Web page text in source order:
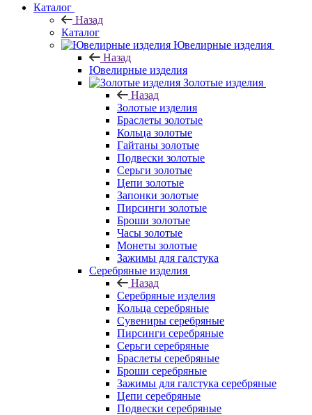
Каталог
Назад
Каталог
Ювелирные изделия
Назад
Ювелирные изделия
Золотые изделия
Назад
Золотые изделия
Браслеты золотые
Кольца золотые
Гайтаны золотые
Подвески золотые
Серьги золотые
Цепи золотые
Запонки золотые
Пирсинги золотые
Броши золотые
Часы золотые
Монеты золотые
Зажимы для галстука
Серебряные изделия
Назад
Серебряные изделия
Кольца серебряные
Сувениры серебряные
Пирсинги серебряные
Серьги серебряные
Браслеты серебряные
Броши серебряные
Зажимы для галстука серебряные
Цепи серебряные
Подвески серебряные